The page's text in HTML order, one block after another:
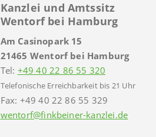
Kanzlei und Amtssitz
Wentorf bei Hamburg
Am Casinopark 15
21465 Wentorf bei Hamburg
Tel: +49 40 22 86 55 320
Telefonische Erreichbarkeit bis 21 Uhr
Fax: +49 40 22 86 55 329
wentorf@finkbeiner-kanzlei.de